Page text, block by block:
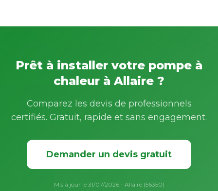
Prêt à installer votre pompe à
chaleur à Allaire ?
Comparez les devis de professionnels
certifiés. Gratuit, rapide et sans engagement.
Demander un devis gratuit
Mis à jour le 31/07/2026 - Allaire (56350)